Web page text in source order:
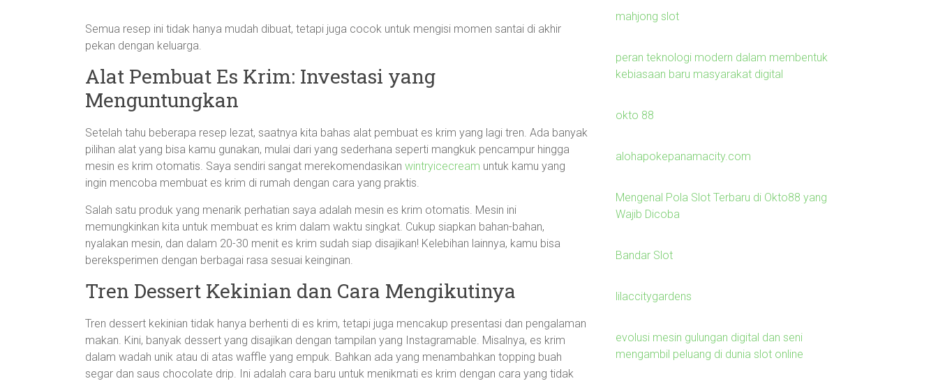
Semua resep ini tidak hanya mudah dibuat, tetapi juga cocok untuk mengisi momen santai di akhir
pekan dengan keluarga.
Alat Pembuat Es Krim: Investasi yang
Menguntungkan
Setelah tahu beberapa resep lezat, saatnya kita bahas alat pembuat es krim yang lagi tren. Ada banyak
pilihan alat yang bisa kamu gunakan, mulai dari yang sederhana seperti mangkuk pencampur hingga
mesin es krim otomatis. Saya sendiri sangat merekomendasikan wintryicecream untuk kamu yang
ingin mencoba membuat es krim di rumah dengan cara yang praktis.
Salah satu produk yang menarik perhatian saya adalah mesin es krim otomatis. Mesin ini
memungkinkan kita untuk membuat es krim dalam waktu singkat. Cukup siapkan bahan-bahan,
nyalakan mesin, dan dalam 20-30 menit es krim sudah siap disajikan! Kelebihan lainnya, kamu bisa
bereksperimen dengan berbagai rasa sesuai keinginan.
Tren Dessert Kekinian dan Cara Mengikutinya
Tren dessert kekinian tidak hanya berhenti di es krim, tetapi juga mencakup presentasi dan pengalaman
makan. Kini, banyak dessert yang disajikan dengan tampilan yang Instagramable. Misalnya, es krim
dalam wadah unik atau di atas waffle yang empuk. Bahkan ada yang menambahkan topping buah
segar dan saus chocolate drip. Ini adalah cara baru untuk menikmati es krim dengan cara yang tidak
mahjong slot
peran teknologi modern dalam membentuk
kebiasaan baru masyarakat digital
okto 88
alohapokepanamacity.com
Mengenal Pola Slot Terbaru di Okto88 yang
Wajib Dicoba
Bandar Slot
lilaccitygardens
evolusi mesin gulungan digital dan seni
mengambil peluang di dunia slot online